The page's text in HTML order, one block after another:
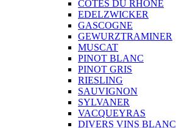
COTES DU RHONE
EDELZWICKER
GASCOGNE
GEWURZTRAMINER
MUSCAT
PINOT BLANC
PINOT GRIS
RIESLING
SAUVIGNON
SYLVANER
VACQUEYRAS
DIVERS VINS BLANC